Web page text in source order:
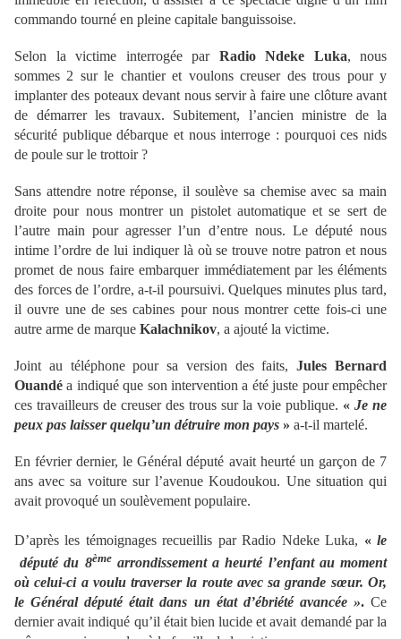
commando tourné en pleine capitale banguissoise.
Selon la victime interrogée par Radio Ndeke Luka, nous
sommes 2 sur le chantier et voulons creuser des trous pour y
implanter des poteaux devant nous servir à faire une clôture avant
de démarrer les travaux. Subitement, l’ancien ministre de la
sécurité publique débarque et nous interroge : pourquoi ces nids
de poule sur le trottoir ?
Sans attendre notre réponse, il soulève sa chemise avec sa main
droite pour nous montrer un pistolet automatique et se sert de
l’autre main pour agresser l’un d’entre nous. Le député nous
intime l’ordre de lui indiquer là où se trouve notre patron et nous
promet de nous faire embarquer immédiatement par les éléments
des forces de l’ordre, a-t-il poursuivi. Quelques minutes plus tard,
il ouvre une de ses cabines pour nous montrer cette fois-ci une
autre arme de marque Kalachnikov, a ajouté la victime.
Joint au téléphone pour sa version des faits,Jules Bernard
Ouandé a indiqué que son intervention a été juste pour empêcher
ces travailleurs de creuser des trous sur la voie publique. « Je ne
peux pas laisser quelqu’un détruire mon pays » a-t-il martelé.
En février dernier, le Général député avait heurté un garçon de 7
ans avec sa voiture sur l’avenue Koudoukou. Une situation qui
avait provoqué un soulèvement populaire.
D’après les témoignages recueillis par Radio Ndeke Luka, «le
député du 8èmearrondissement a heurté l’enfant au moment
où celui-ci a voulu traverser la route avec sa grande sœur. Or,
le Général député était dans un état d’ébriété avancée ».Ce
dernier avait indiqué qu’il était bien lucide et avait demandé par la